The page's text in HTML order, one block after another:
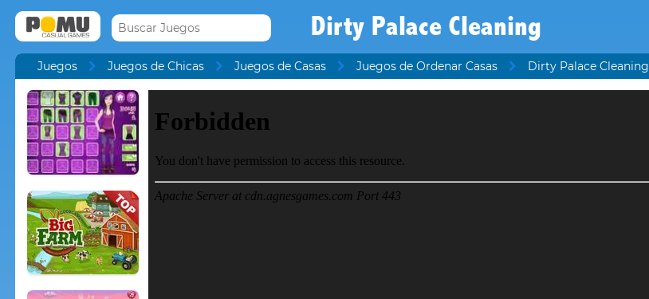
Dirty Palace Cleaning
Juegos Juegos de Chicas Juegos de Casas Juegos de Ordenar Casas Dirty Palace Cleaning